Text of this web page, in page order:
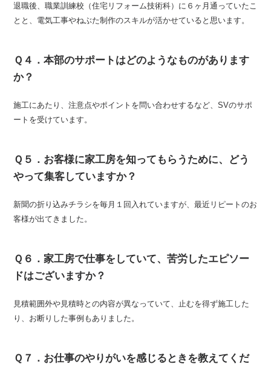
退職後、職業訓練校（住宅リフォーム技術科）に６ヶ月通っていたこ
とと、電気工事やねぶた制作のスキルが活かせていると思います。
Ｑ４．本部のサポートはどのようなものがあります
か？
施工にあたり、注意点やポイントを問い合わせするなど、SVのサポ
ートを受けています。
Ｑ５．お客様に家工房を知ってもらうために、どう
やって集客していますか？
新聞の折り込みチラシを毎月１回入れていますが、最近リピートのお
客様が出てきました。
Ｑ６．家工房で仕事をしていて、苦労したエピソー
ドはございますか？
見積範囲外や見積時との内容が異なっていて、止むを得ず施工した
り、お断りした事例もありました。
Ｑ７．お仕事のやりがいを感じるときを教えてくだ